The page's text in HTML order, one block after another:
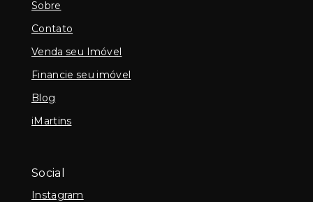
Sobre
Contato
Venda seu Imóvel
Financie seu imóvel
Blog
iMartins
Social
Instagram